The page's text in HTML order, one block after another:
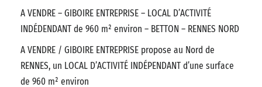
A VENDRE – GIBOIRE ENTREPRISE – LOCAL D’ACTIVITÉ
INDÉDENDANT de 960 m² environ – BETTON – RENNES NORD
A VENDRE / GIBOIRE ENTREPRISE propose au Nord de
RENNES, un LOCAL D’ACTIVITÉ INDÉPENDANT d’une surface
de 960 m² environ